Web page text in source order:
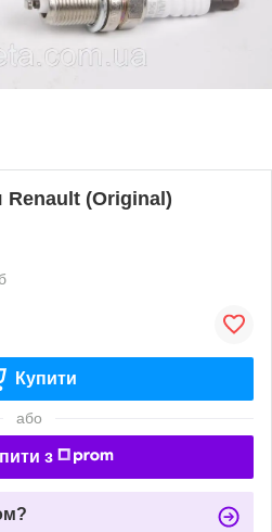
Renault (Original)
Купити
або
з